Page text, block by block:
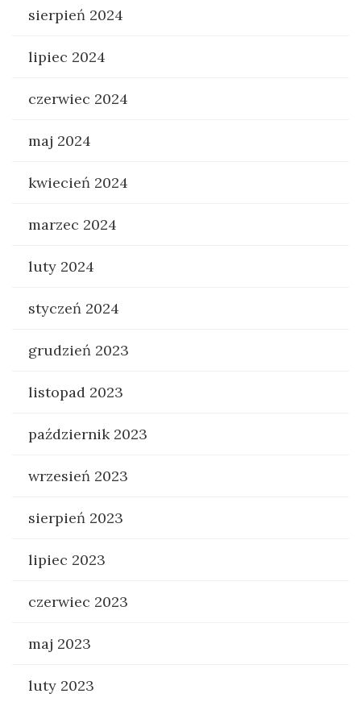
sierpień 2024
lipiec 2024
czerwiec 2024
maj 2024
kwiecień 2024
marzec 2024
luty 2024
styczeń 2024
grudzień 2023
listopad 2023
październik 2023
wrzesień 2023
sierpień 2023
lipiec 2023
czerwiec 2023
maj 2023
luty 2023